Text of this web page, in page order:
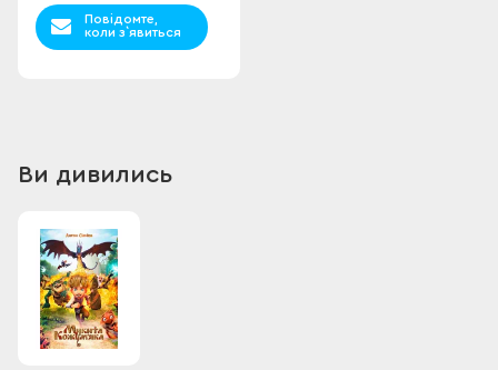
Повідомте,
коли з`явиться
Ви дивились